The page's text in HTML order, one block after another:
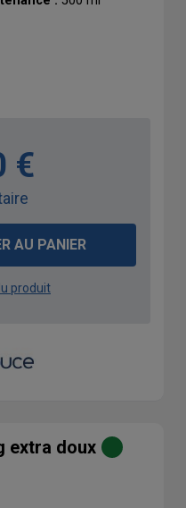
€
AU PANIER
produit
extra doux